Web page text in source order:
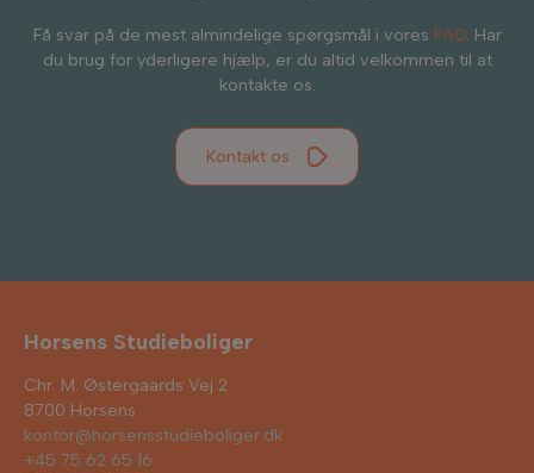
Få svar på de mest almindelige spørgsmål i vores FAQ. Har
du brug for yderligere hjælp, er du altid velkommen til at
kontakte os.
Kontakt os
Horsens Studieboliger
Chr. M. Østergaards Vej 2
8700 Horsens
kontor@horsensstudieboliger.dk
+45 75 62 65 16